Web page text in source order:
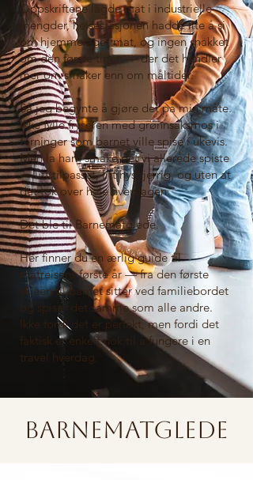
Oppskriftene lagde mat i industrielle
mengder, helsestasjonen hadde lite å si
om hjemmelaget mat, og ingen snakket
om den første tiden — der det handler
mer om smaker enn om måltider.
Så jeg begynte å gjøre det på min måte.
Ikke fylle fryseren med grønnsaksmos i
terninger som barnet ville spise i ukevis.
Men la ham smake det vi allerede spiste
— litt tilpasset, litt nysgjerrig, og uten at
det tok over hele hverdagen.
Det ble til Barnematglede.
Her finner du en ærlig guide til
matreisens første år — fra den første
skjeen til barnet sitter ved familiebordet
og spiser det samme som alle andre.
Ikke fordi det er perfekt, men fordi det
faktisk er enkelt nok til å fungere i en
travel hverdag.
Barnematglede